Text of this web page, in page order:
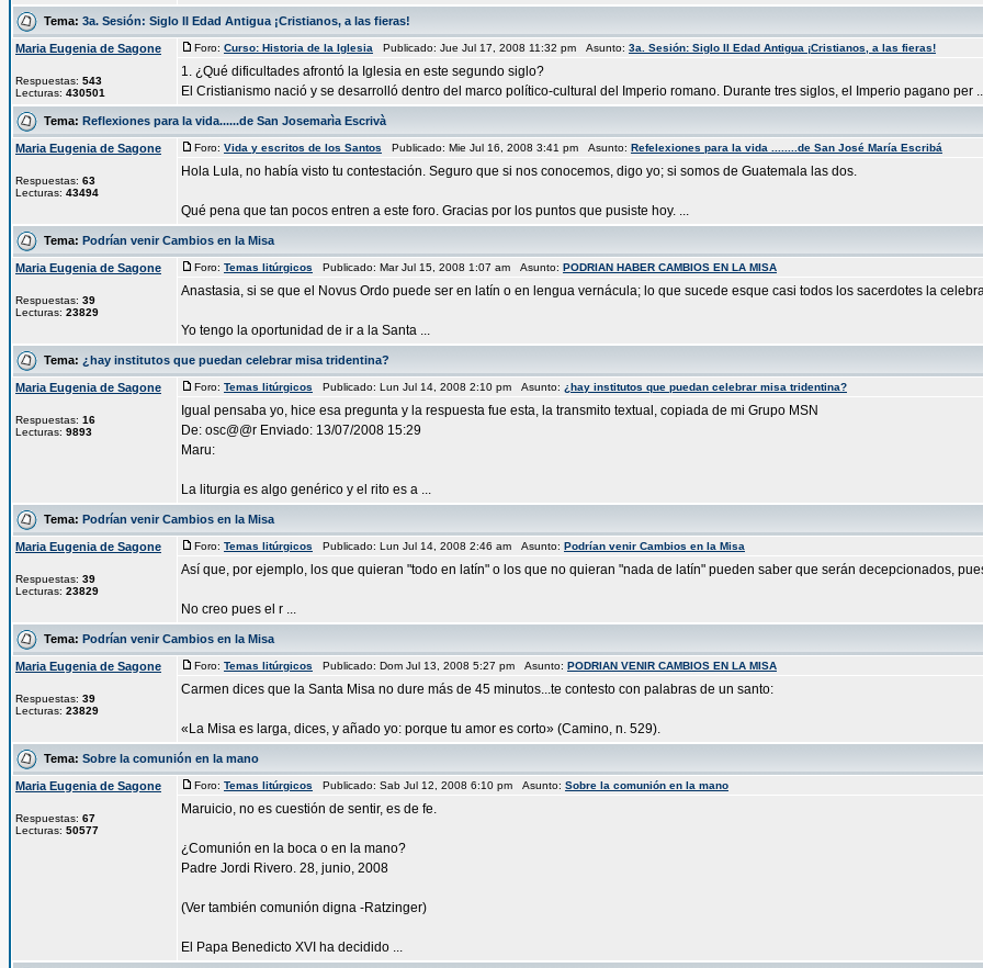
Tema: 3a. Sesión: Siglo II Edad Antigua ¡Cristianos, a las fieras!
Maria Eugenia de Sagone
Respuestas: 543
Lecturas: 430501
Foro: Curso: Historia de la Iglesia Publicado: Jue Jul 17, 2008 11:32 pm Asunto: 3a. Sesión: Siglo II Edad Antigua ¡Cristianos, a las fieras!
1. ¿Qué dificultades afrontó la Iglesia en este segundo siglo?
El Cristianismo nació y se desarrolló dentro del marco político-cultural del Imperio romano. Durante tres siglos, el Imperio pagano per
Tema: Reflexiones para la vida......de San Josemarìa Escrivà
Maria Eugenia de Sagone
Respuestas: 63
Lecturas: 43494
Foro: Vida y escritos de los Santos Publicado: Mie Jul 16, 2008 3:41 pm Asunto: Refelexiones para la vida ........de San José María Escribá
Hola Lula, no había visto tu contestación. Seguro que si nos conocemos, digo yo; si somos de Guatemala las dos.
Qué pena que tan pocos entren a este foro. Gracias por los puntos que pusiste hoy. ...
Tema: Podrían venir Cambios en la Misa
Maria Eugenia de Sagone
Respuestas: 39
Lecturas: 23829
Foro: Temas litúrgicos Publicado: Mar Jul 15, 2008 1:07 am Asunto: PODRIAN HABER CAMBIOS EN LA MISA
Anastasia, si se que el Novus Ordo puede ser en latín o en lengua vernácula; lo que sucede esque casi todos los sacerdotes la
Yo tengo la oportunidad de ir a la Santa ...
Tema: ¿hay institutos que puedan celebrar misa tridentina?
Maria Eugenia de Sagone
Respuestas: 16
Lecturas: 9893
Foro: Temas litúrgicos Publicado: Lun Jul 14, 2008 2:10 pm Asunto: ¿hay institutos que puedan celebrar misa tridentina?
Igual pensaba yo, hice esa pregunta y la respuesta fue esta, la transmito textual, copiada de mi Grupo MSN
De: osc@@r Enviado: 13/07/2008 15:29
Maru:
La liturgia es algo genérico y el rito es a ...
Tema: Podrían venir Cambios en la Misa
Maria Eugenia de Sagone
Respuestas: 39
Lecturas: 23829
Foro: Temas litúrgicos Publicado: Lun Jul 14, 2008 2:46 am Asunto: Podrían venir Cambios en la Misa
Así que, por ejemplo, los que quieran "todo en latín" o los que no quieran "nada de latín" pueden saber que serán decepcionados,
No creo pues el r ...
Tema: Podrían venir Cambios en la Misa
Maria Eugenia de Sagone
Respuestas: 39
Lecturas: 23829
Foro: Temas litúrgicos Publicado: Dom Jul 13, 2008 5:27 pm Asunto: PODRIAN VENIR CAMBIOS EN LA MISA
Carmen dices que la Santa Misa no dure más de 45 minutos...te contesto con palabras de un santo:
«La Misa es larga, dices, y añado yo: porque tu amor es corto» (Camino, n. 529).
Tema: Sobre la comunión en la mano
Maria Eugenia de Sagone
Respuestas: 67
Lecturas: 50577
Foro: Temas litúrgicos Publicado: Sab Jul 12, 2008 6:10 pm Asunto: Sobre la comunión en la mano
Maruicio, no es cuestión de sentir, es de fe.
¿Comunión en la boca o en la mano?
Padre Jordi Rivero. 28, junio, 2008
(Ver también comunión digna -Ratzinger)
El Papa Benedicto XVI ha decidido ...